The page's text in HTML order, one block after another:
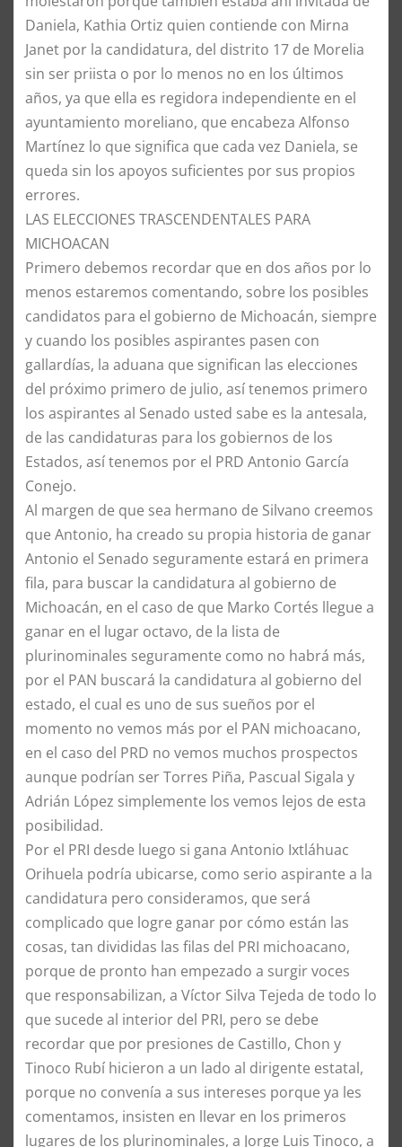
Daniela, Kathia Ortiz quien contiende con Mirna
Janet por la candidatura, del distrito 17 de Morelia
sin ser priista o por lo menos no en los últimos
años, ya que ella es regidora independiente en el
ayuntamiento moreliano, que encabeza Alfonso
Martínez lo que significa que cada vez Daniela, se
queda sin los apoyos suficientes por sus propios
errores.
​LAS ELECCIONES TRASCENDENTALES PARA
MICHOACAN
​Primero debemos recordar que en dos años por lo
menos estaremos comentando, sobre los posibles
candidatos para el gobierno de Michoacán, siempre
y cuando los posibles aspirantes pasen con
gallardías, la aduana que significan las elecciones
del próximo primero de julio, así tenemos primero
los aspirantes al Senado usted sabe es la antesala,
de las candidaturas para los gobiernos de los
Estados, así tenemos por el PRD Antonio García
Conejo.
​Al margen de que sea hermano de Silvano creemos
que Antonio, ha creado su propia historia de ganar
Antonio el Senado seguramente estará en primera
fila, para buscar la candidatura al gobierno de
Michoacán, en el caso de que Marko Cortés llegue a
ganar en el lugar octavo, de la lista de
plurinominales seguramente como no habrá más,
por el PAN buscará la candidatura al gobierno del
estado, el cual es uno de sus sueños por el
momento no vemos más por el PAN michoacano,
en el caso del PRD no vemos muchos prospectos
aunque podrían ser Torres Piña, Pascual Sigala y
Adrián López simplemente los vemos lejos de esta
posibilidad.
​Por el PRI desde luego si gana Antonio Ixtláhuac
Orihuela podría ubicarse, como serio aspirante a la
candidatura pero consideramos, que será
complicado que logre ganar por cómo están las
cosas, tan divididas las filas del PRI michoacano,
porque de pronto han empezado a surgir voces
que responsabilizan, a Víctor Silva Tejeda de todo lo
que sucede al interior del PRI, pero se debe
recordar que por presiones de Castillo, Chon y
Tinoco Rubí hicieron a un lado al dirigente estatal,
porque no convenía a sus intereses porque ya les
comentamos, insisten en llevar en los primeros
lugares de los plurinominales, a Jorge Luis Tinoco, a